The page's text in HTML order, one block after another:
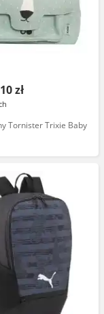
zł
Tornister Trixie Baby